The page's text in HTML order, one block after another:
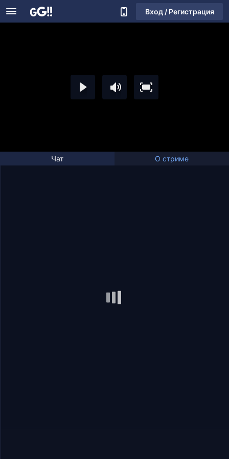
Вход / Регистрация
Чат О стриме